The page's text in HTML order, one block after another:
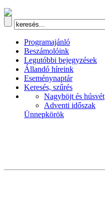
Programajánló
Beszámolóink
Legutóbbi bejegyzések
Állandó híreink
Eseménynaptár
Keresés, szűrés
Nagyböjt és húsvét
Adventi időszak
Ünnepkörök